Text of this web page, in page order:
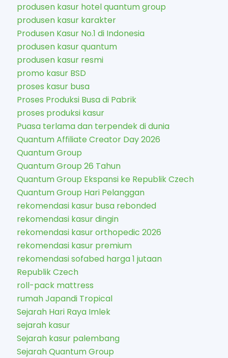
produsen kasur hotel quantum group
produsen kasur karakter​
Produsen Kasur No.1 di Indonesia
produsen kasur quantum
produsen kasur resmi
promo kasur BSD
proses kasur busa
Proses Produksi Busa di Pabrik
proses produksi kasur
Puasa terlama dan terpendek di dunia
Quantum Affiliate Creator Day 2026
Quantum Group
Quantum Group 26 Tahun
Quantum Group Ekspansi ke Republik Czech
Quantum Group Hari Pelanggan
rekomendasi kasur busa rebonded
rekomendasi kasur dingin
rekomendasi kasur orthopedic 2026
rekomendasi kasur premium
rekomendasi sofabed harga 1 jutaan
Republik Czech
roll-pack mattress
rumah Japandi Tropical
Sejarah Hari Raya Imlek
sejarah kasur
Sejarah kasur palembang
Sejarah Quantum Group